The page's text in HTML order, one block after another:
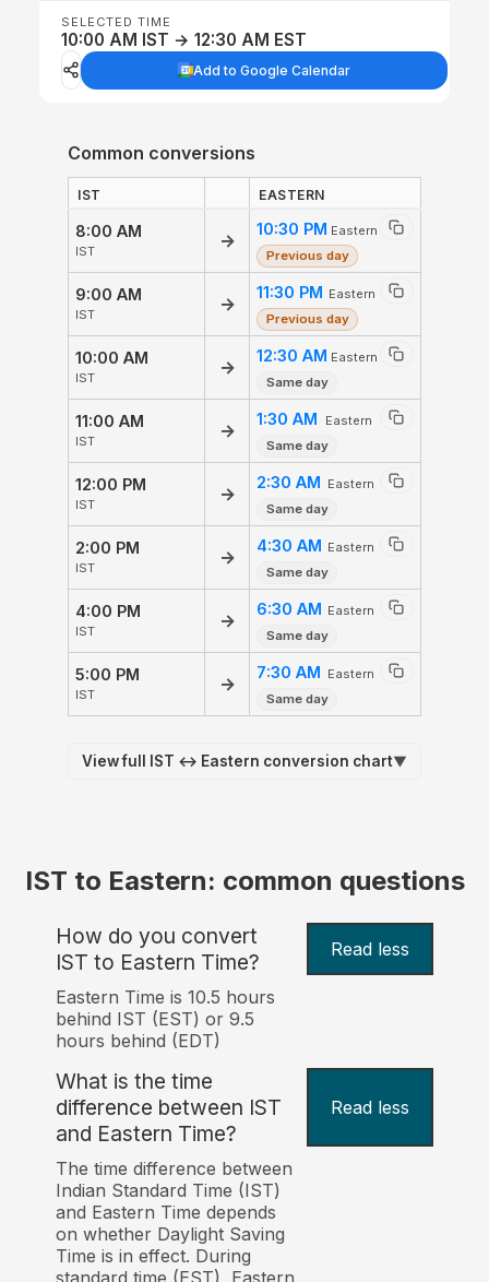
SELECTED TIME
10:00 AM IST → 12:30 AM EST
Add to Google Calendar
Common conversions
IST EASTERN
8:00 AM
IST
→
10:30 PM Eastern
Previous day
9:00 AM
IST
→
11:30 PM Eastern
Previous day
10:00 AM
IST
→
12:30 AM Eastern
Same day
11:00 AM
IST
→
1:30 AM
Eastern
Same day
12:00 PM
IST
→
2:30 AM Eastern
Same day
2:00 PM
IST
→
4:30 AM Eastern
Same day
4:00 PM
IST
→
6:30 AM Eastern
Same day
5:00 PM
IST
→
7:30 AM Eastern
Same day
View full IST ↔ Eastern conversion chart▼
IST to Eastern: common questions
How do you convert
IST to Eastern Time?
Read less
Eastern Time is 10.5 hours
behind IST (EST) or 9.5
hours behind (EDT)
What is the time
difference between IST
and Eastern Time?
Read less
The time difference between
Indian Standard Time (IST)
and Eastern Time depends
on whether Daylight Saving
Time is in effect. During